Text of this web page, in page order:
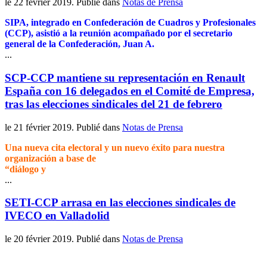
le 22 février 2019. Publié dans Notas de Prensa
SIPA, integrado en Confederación de Cuadros y Profesionales
(CCP), asistió a la reunión acompañado por el secretario
general de la Confederación, Juan A.
...
SCP-CCP mantiene su representación en Renault
España con 16 delegados en el Comité de Empresa,
tras las elecciones sindicales del 21 de febrero
le 21 février 2019. Publié dans Notas de Prensa
Una nueva cita electoral y un nuevo éxito para nuestra
organización a base de
“diálogo y
...
SETI-CCP arrasa en las elecciones sindicales de
IVECO en Valladolid
le 20 février 2019. Publié dans Notas de Prensa